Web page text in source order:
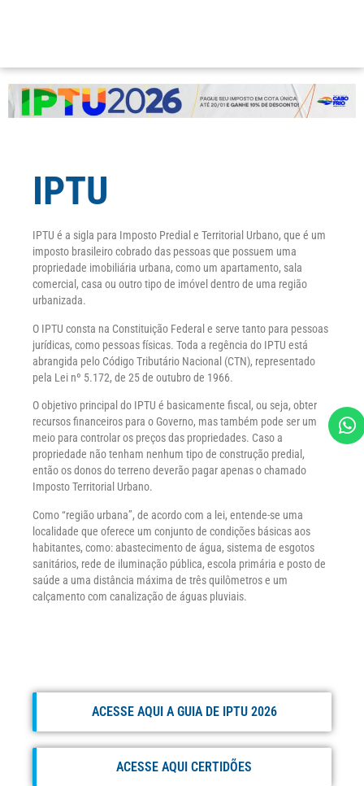
IPTU
IPTU é a sigla para Imposto Predial e Territorial Urbano, que é um
imposto brasileiro cobrado das pessoas que possuem uma
propriedade imobiliária urbana, como um apartamento, sala
comercial, casa ou outro tipo de imóvel dentro de uma região
urbanizada.
O IPTU consta na Constituição Federal e serve tanto para pessoas
jurídicas, como pessoas físicas. Toda a regência do IPTU está
abrangida pelo Código Tributário Nacional (CTN), representado
pela Lei nº 5.172, de 25 de outubro de 1966.
O objetivo principal do IPTU é basicamente fiscal, ou seja, obter
recursos financeiros para o Governo, mas também pode ser um
meio para controlar os preços das propriedades. Caso a
propriedade não tenham nenhum tipo de construção predial,
então os donos do terreno deverão pagar apenas o chamado
Imposto Territorial Urbano.
Como “região urbana”, de acordo com a lei, entende-se uma
localidade que oferece um conjunto de condições básicas aos
habitantes, como: abastecimento de água, sistema de esgotos
sanitários, rede de iluminação pública, escola primária e posto de
saúde a uma distância máxima de três quilômetros e um
calçamento com canalização de águas pluviais.
ACESSE AQUI A GUIA DE IPTU 2026
ACESSE AQUI CERTIDÕES